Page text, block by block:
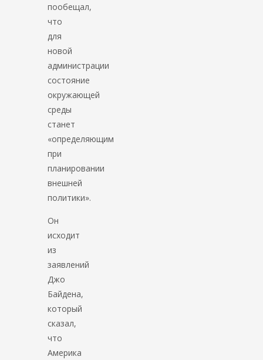
пообещал,
что
для
новой
администрации
состояние
окружающей
среды
станет
«определяющим
при
планировании
внешней
политики».
Он
исходит
из
заявлений
Джо
Байдена,
который
сказал,
что
Америка